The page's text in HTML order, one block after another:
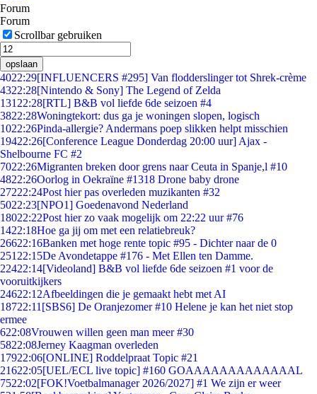
Forum
Forum
Scrollbar gebruiken
opslaan
4022:29[INFLUENCERS #295] Van flodderslinger tot Shrek-crème
4322:28[Nintendo & Sony] The Legend of Zelda
131 22:28[RTL] B&B vol liefde 6de seizoen #4
3822:28Woningtekort: dus ga je woningen slopen, logisch
1022:26Pinda-allergie? Andermans poep slikken helpt misschien
19422:26[Conference League Donderdag 20:00 uur] Ajax -
Shelbourne FC #2
7022:26Migranten breken door grens naar Ceuta in Spanje,l #10
4822:26Oorlog in Oekraïne #1318 Drone baby drone
27222:24Post hier pas overleden muzikanten #32
5022:23[NPO1] Goedenavond Nederland
18022:22Post hier zo vaak mogelijk om 22:22 uur #76
1422:18Hoe ga jij om met een relatiebreuk?
26622:16Banken met hoge rente topic #95 - Dichter naar de 0
251 22:15De Avondetappe #176 - Met Ellen ten Damme.
22422:14[Videoland] B&B vol liefde 6de seizoen #1 voor de
vooruitkijkers
24622:12Afbeeldingen die je gemaakt hebt met AI
18722:11 [SBS6] De Oranjezomer #10 Helene je kan het niet stop
ermee
622:08Vrouwen willen geen man meer #30
5822:08Jerney Kaagman overleden
17922:06[ONLINE] Roddelpraat Topic #21
21622:05[UEL/ECL live topic] #160 GOAAAAAAAAAAAAAL
7522:02[FOK!Voetbalmanager 2026/2027] #1 We zijn er weer